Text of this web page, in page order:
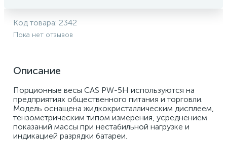
Код товара: 2342
Пока нет отзывов
Описание
Порционные весы CAS PW-5Н используются на
предприятиях общественного питания и торговли.
Модель оснащена жидкокристаллическим дисплеем,
тензометрическим типом измерения, усреднением
показаний массы при нестабильной нагрузке и
индикацией разрядки батареи.